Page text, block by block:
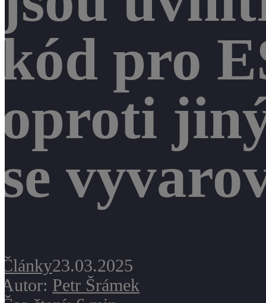
kód pro
oproti
se
Články23.03.2025
Autor: Petr Šrámek